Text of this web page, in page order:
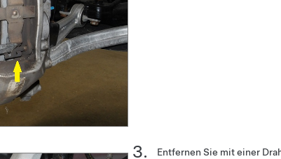
Entfernen Sie mit einer